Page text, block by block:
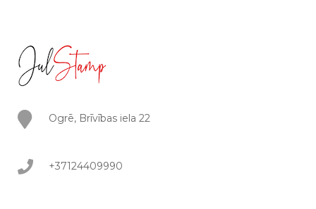
Ogrē, Brīvības iela 22
+37124409990